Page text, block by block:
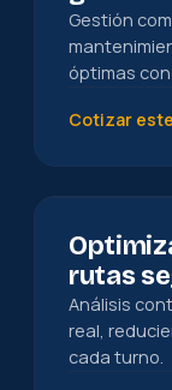
Gestión
óptimas
Cotizar
rutas
Análisis
real,
cada turno.